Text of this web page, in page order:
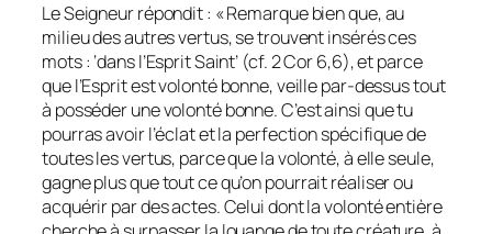
Le Seigneur répondit : « Remarque bien que, au
milieu des autres vertus, se trouvent insérés ces
mots : ‘dans l’Esprit Saint’ (cf. 2 Cor 6,6), et parce
que l’Esprit est volonté bonne, veille par-dessus tout
à posséder une volonté bonne. C’est ainsi que tu
pourras avoir l’éclat et la perfection spécifique de
toutes les vertus, parce que la volonté, à elle seule,
gagne plus que tout ce qu’on pourrait réaliser ou
acquérir par des actes. Celui dont la volonté entière